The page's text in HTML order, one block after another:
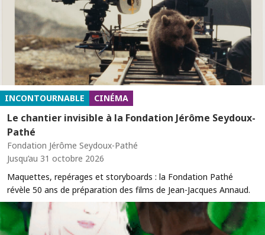
INCONTOURNABLE CINÉMA
Le chantier invisible à la Fondation Jérôme Seydoux-
Pathé
Fondation Jérôme Seydoux-Pathé
Jusqu’au 31 octobre 2026
Maquettes, repérages et storyboards : la Fondation Pathé
révèle 50 ans de préparation des films de Jean-Jacques Annaud.